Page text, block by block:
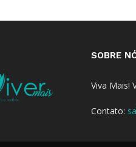
SOBRE
Viva Mais!
Contato: